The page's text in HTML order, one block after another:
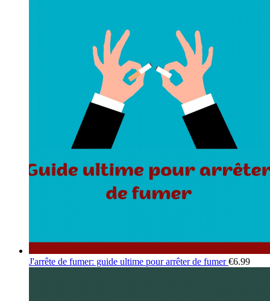
J'arrête de fumer: guide ultime pour arrêter de fumer €6.99